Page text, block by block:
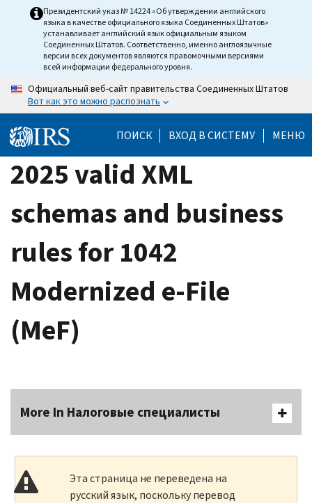
Президентский указ № 14224 «Об утверждении английского
языка в качестве официального языка Соединенных Штатов»
устанавливает английский язык официальным языком
Соединенных Штатов. Соответственно, именно англоязычные
версии всех документов являются правомочными версиями
всей информации федерального уровня.
Официальный веб-сайт правительства Соединенных Штатов
Вот как это можно распознать
ПОИСК ВХОД В СИСТЕМУ МЕНЮ
2025 valid XML
schemas and business
rules for 1042
Modernized e-File
(MeF)
More In Налоговые специалисты
Эта страница не переведена на
русский язык, поскольку перевод